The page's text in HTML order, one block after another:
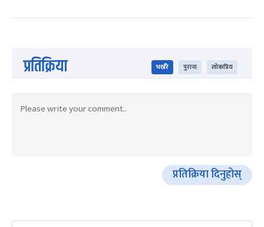
प्रतिक्रिया भर्खरै पुराना लोकप्रिय
प्रतिक्रिया दिनुहोस्